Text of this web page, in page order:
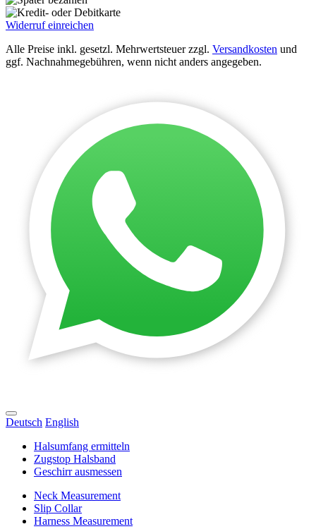
Widerruf einreichen
Alle Preise inkl. gesetzl. Mehrwertsteuer zzgl. Versandkosten und
ggf. Nachnahmegebühren, wenn nicht anders angegeben.
Deutsch English
Halsumfang ermitteln
Zugstop Halsband
Geschirr ausmessen
Neck Measurement
Slip Collar
Harness Measurement